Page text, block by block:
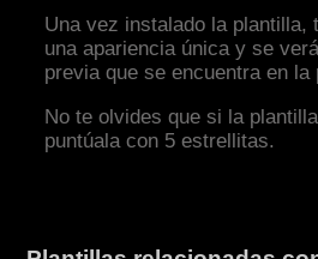
Una vez instalado la plantilla,
una apariencia única y se
previa que se encuentra en la
No te olvides que si la
puntúala con 5 estrellitas.